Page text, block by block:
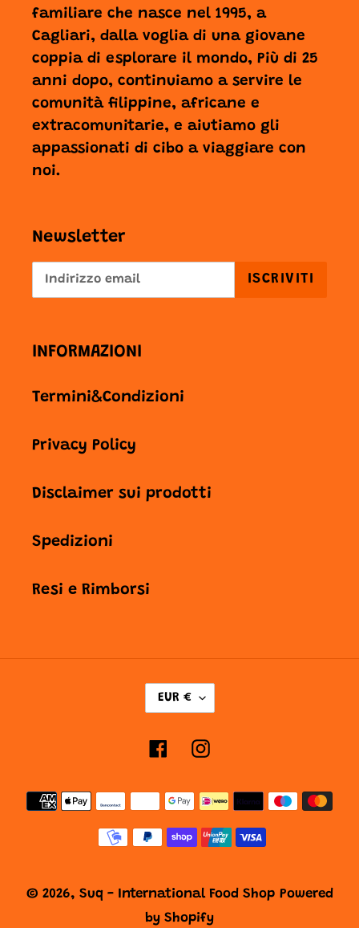
familiare che nasce nel 1995, a
Cagliari, dalla voglia di una giovane
coppia di esplorare il mondo, Più di 25
anni dopo, continuiamo a servire le
comunità filippine, africane e
extracomunitarie, e aiutiamo gli
appassionati di cibo a viaggiare con
noi.
Newsletter
ISCRIVITI
INFORMAZIONI
Termini&Condizioni
Privacy Policy
Disclaimer sui prodotti
Spedizioni
Resi e Rimborsi
A
L
T
A
EUR €
FacebookInstagram
Metodi
pagamento
© 2026, Suq - International Food Shop Powered
by Shopify